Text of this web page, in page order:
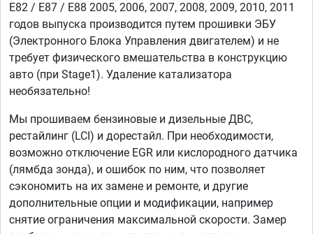
E82 / E87 / E88 2005, 2006, 2007, 2008, 2009, 2010, 2011
годов выпуска производится путем прошивки ЭБУ
(Электронного Блока Управления двигателем) и не
требует физического вмешательства в конструкцию
авто (при Stage1). Удаление катализатора
необязательно!
Мы прошиваем бензиновые и дизельные ДВС,
рестайлинг (LCI) и дорестайл. При необходимости,
возможно отключение EGR или кислородного датчика
(лямбда зонда), и ошибок по ним, что позволяет
сэкономить на их замене и ремонте, и другие
дополнительные опции и модификации, например
снятие ограничения максимальной скорости. Замер